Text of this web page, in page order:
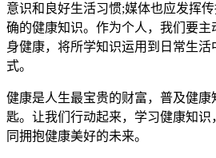
意识和良好生活习惯;媒体也应发挥
确的健康知识。作为个人，我们要主
身健康，将所学知识运用到日常生
式。
健康是人生最宝贵的财富，普及健康
匙。让我们行动起来，学习健康知
同拥抱健康美好的未来。